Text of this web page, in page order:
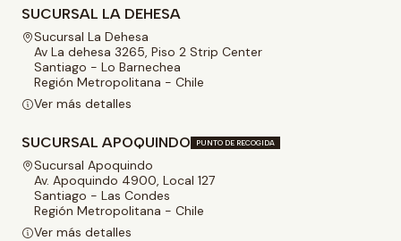
SUCURSAL LA DEHESA
Sucursal La Dehesa
Av La dehesa 3265, Piso 2 Strip Center
Santiago - Lo Barnechea
Región Metropolitana - Chile
Ver más detalles
SUCURSAL APOQUINDO PUNTO DE RECOGIDA
Sucursal Apoquindo
Av. Apoquindo 4900, Local 127
Santiago - Las Condes
Región Metropolitana - Chile
Ver más detalles